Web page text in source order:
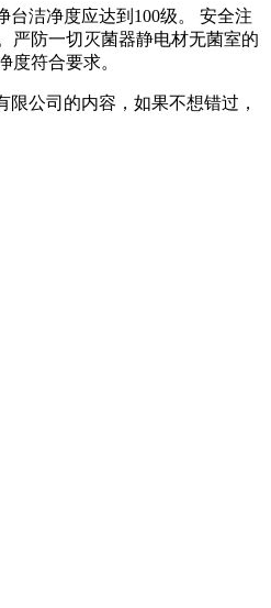
台洁净度应达到100级。 安全注
严防一切灭菌器静电材无菌室的
符合要求。
公司的内容，如果不想错过，